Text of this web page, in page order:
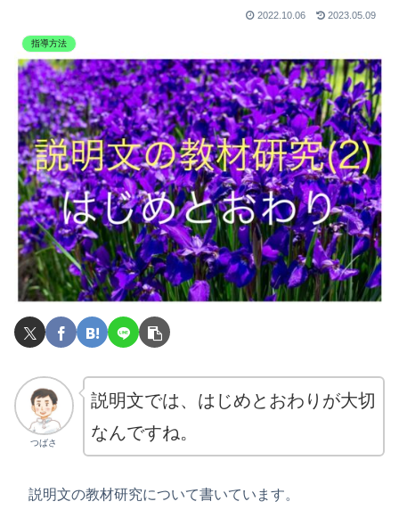
2022.10.06 2023.05.09
指導方法
つばさ
説明文では、はじめとおわりが大切
なんですね。
説明文の教材研究について書いています。